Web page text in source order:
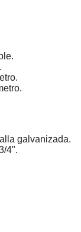
galvanizada.
4".